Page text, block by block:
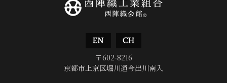
〒602-8216
京都市上京区堀川通今出川南入